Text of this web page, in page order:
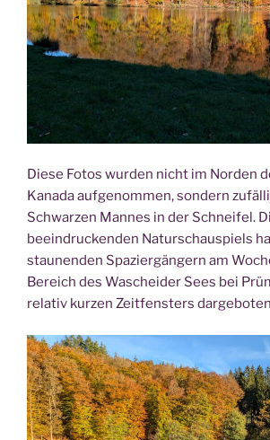
Die­se Fotos wur­den nicht im Nor­den
Kana­da auf­ge­nom­men, son­dern
Schwar­zen Man­nes in der Schnei­fel.
beein­dru­cken­den Natur­schau­spiels
stau­nen­den Spa­zier­gän­gern am
Bereich des Wasch­ei­der Sees bei
rela­tiv kur­zen Zeit­fens­ters